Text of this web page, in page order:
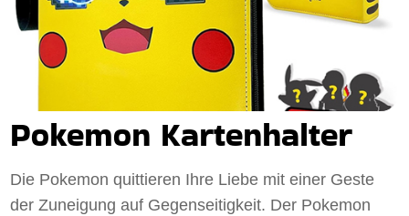
Pokemon Kartenhalter
Die Pokemon quittieren Ihre Liebe mit einer Geste
der Zuneigung auf Gegenseitigkeit. Der Pokemon